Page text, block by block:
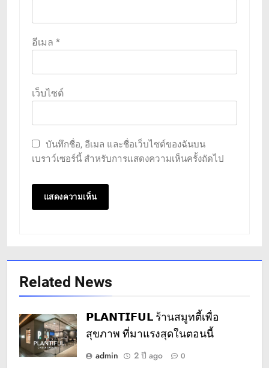
อีเมล *
เว็บไซต์
บันทึกชื่อ, อีเมล และชื่อเว็บไซต์ของฉันบน
เบราว์เซอร์นี้ สำหรับการแสดงความเห็นครั้งถัดไป
Related News
𝗣𝗟𝗔𝗡𝗧𝗜𝗙𝗨𝗟 ร้านสมูทตี้เพื่อ
สุขภาพ ที่มาแรงสุดในตอนนี้
admin
2 ปี ago 0